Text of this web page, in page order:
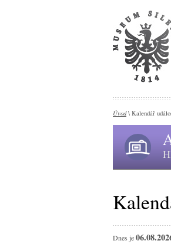
Úvod\ Kalendář
Dnes je